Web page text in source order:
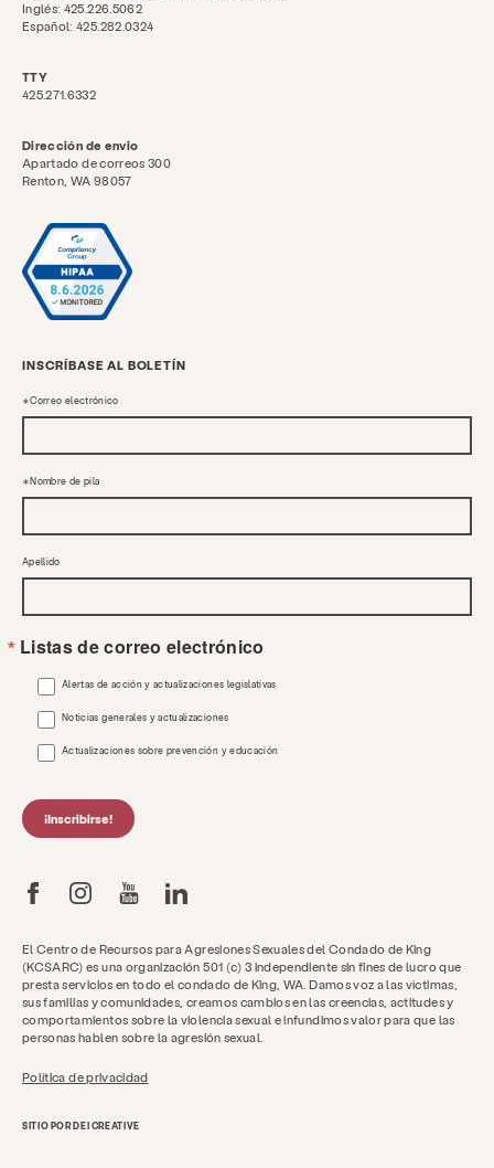
Inglés: 425.226.5062
Español: 425.282.0324
TTY
425.271.6332
Dirección de envio
Apartado de correos 300
Renton, WA 98057
El Centro de Recursos para Agresiones Sexuales del Condado de King
(KCSARC) es una organización 501 (c) 3 independiente sin fines de lucro que
presta servicios en todo el condado de King, WA. Damos voz a las víctimas,
sus familias y comunidades, creamos cambios en las creencias, actitudes y
comportamientos sobre la violencia sexual e infundimos valor para que las
personas hablen sobre la agresión sexual.
Política de privacidad
SITIO POR DEI CREATIVE
INSCRÍBASE AL BOLETÍN
Correo electrónico
Nombre de pila
Apellido
Listas de correo electrónico
Alertas de acción y actualizaciones legislativas
Noticias generales y actualizaciones
Actualizaciones sobre prevención y educación
¡Inscribirse!